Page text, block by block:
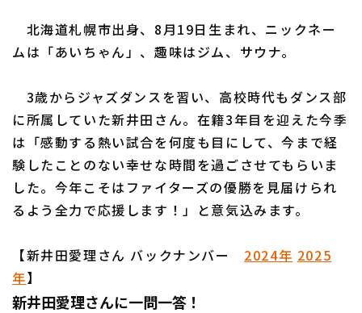
特定商取引法の表示 アルバイト募集（別ウィンドウで開く
北海道札幌市出身、8月19日生まれ、ニックネー
ムは「あいちゃん」、趣味はジム、サウナ。
3歳からジャズダンスを習い、高校時代もダンス部
に所属していた新井田さん。在籍3年目を迎えた今季
は「感動する熱い試合を何度も目にして、今まで経
験したことのない幸せな時間を過ごさせてもらいま
した。今年こそはファイターズの優勝を見届けられ
るよう全力で応援します！」と意気込みます。
【新井田愛理さん バックナンバー 2024年 2025
年】
新井田愛理さんに一問一答！